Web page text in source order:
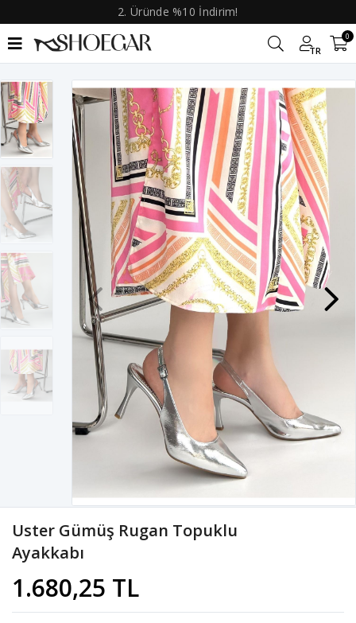
2. Üründe %10 İndirim!
TR
0
Uster Gümüş Rugan Topuklu
Ayakkabı
1.680,25 TL